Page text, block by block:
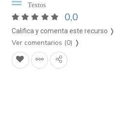
Textos
0,0
Califica y comenta este recurso ❭
Ver comentarios (0) ❭